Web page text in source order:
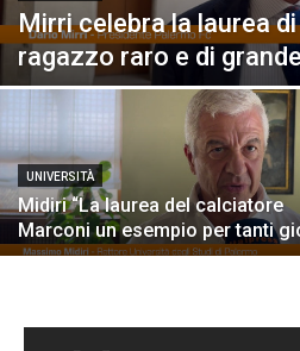
Mirri celebra la laurea
ragazzo raro e di
UNIVERSITÀ
Midiri “La laurea del calciatore
Marconi un esempio per tanti